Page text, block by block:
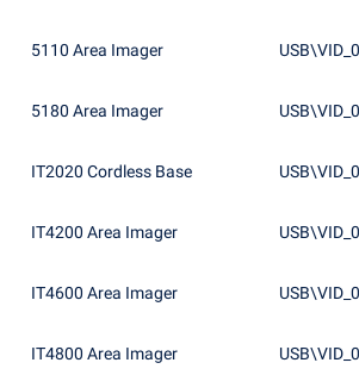
5110 Area Imager
5180 Area Imager
IT2020 Cordless Base
IT4200 Area Imager
IT4600 Area Imager
IT4800 Area Imager